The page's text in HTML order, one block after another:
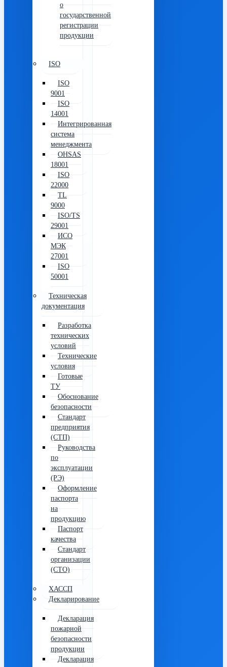
о
государственной
регистрации
продукции
ISO
ISO
9001
ISO
14001
Интегрированная
система
менеджмента
OHSAS
18001
ISO
22000
TL
9000
ISO/TS
29001
ИСО
МЭК
27001
ISO
50001
Техническая
документация
Разработка
технических
условий
Технические
условия
Готовые
ТУ
Обоснование
безопасности
Стандарт
предприятия
(СТП)
Руководства
по
эксплуатации
(РЭ)
Оформление
паспорта
на
продукцию
Паспорт
качества
Стандарт
организации
(СТО)
ХАССП
Декларирование
Декларация
пожарной
безопасности
продукции
Декларация